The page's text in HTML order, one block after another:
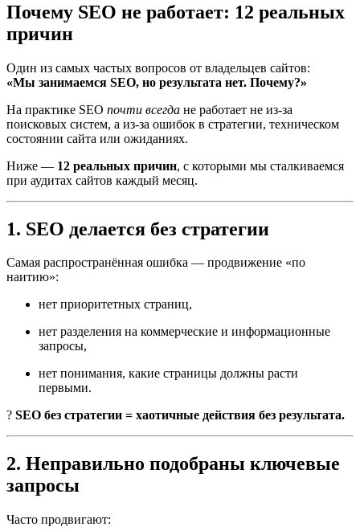
Почему SEO не работает: 12 реальных
причин
Один из самых частых вопросов от владельцев сайтов:
«Мы занимаемся SEO, но результата нет. Почему?»
На практике SEO почти всегда не работает не из-за
поисковых систем, а из-за ошибок в стратегии, техническом
состоянии сайта или ожиданиях.
Ниже — 12 реальных причин, с которыми мы сталкиваемся
при аудитах сайтов каждый месяц.
1. SEO делается без стратегии
Самая распространённая ошибка — продвижение «по
наитию»:
нет приоритетных страниц,
нет разделения на коммерческие и информационные
запросы,
нет понимания, какие страницы должны расти
первыми.
? SEO без стратегии = хаотичные действия без результата.
2. Неправильно подобраны ключевые
запросы
Часто продвигают: